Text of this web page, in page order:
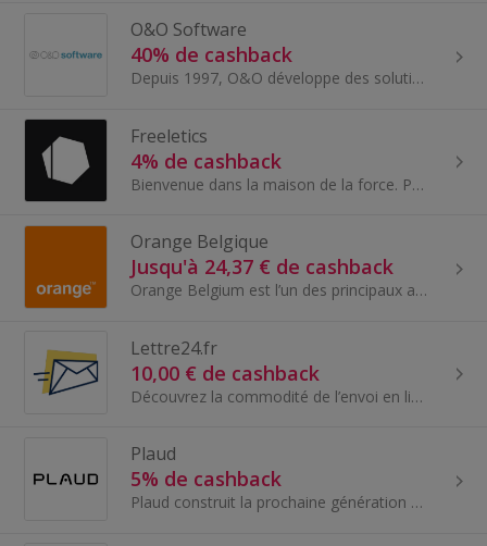
O&O Software
40% de cashback
Depuis 1997, O&O développe des solutions primées pour le système d'exploitation Windows.
Freeletics
4% de cashback
Bienvenue dans la maison de la force. Poids du corps. Poids. Course. Trouvez votre parcours d’entraînement idéal. Recevez des séances d’entraînemen...
Orange Belgique
Jusqu'à 24,37 € de cashback
Orange Belgium est l’un des principaux acteurs du marché des télécommunications en Belgique et au Luxembourg (par l’intermédiaire de sa filiale Ora...
Lettre24.fr
10,00 € de cashback
Découvrez la commodité de l’envoi en ligne avec Lettre24.fr - Envoyez vos lettres en ligne ! Leur plateforme conviviale vous permet d’envoyer des l...
Plaud
5% de cashback
Plaud construit la prochaine génération d’infrastructure et d’interface de renseignement pour capturer, extraire et utiliser l’intelligence des int...